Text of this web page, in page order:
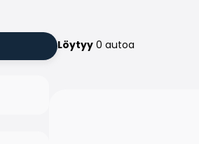
Löytyy 0 autoa